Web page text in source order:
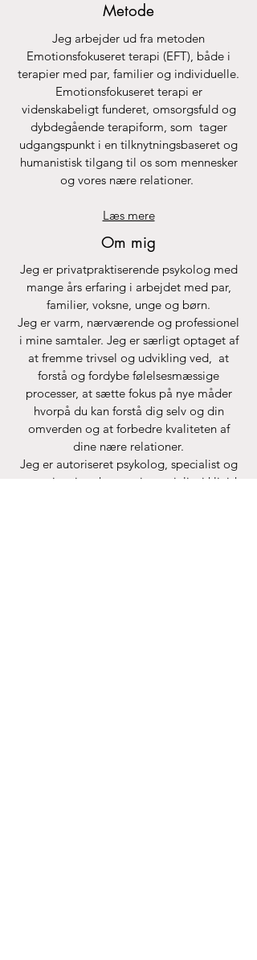
Metode
Jeg arbejder ud fra metoden
Emotionsfokuseret terapi (EFT), både i
terapier med par, familier og individuelle.
Emotionsfokuseret terapi er
videnskabeligt funderet, omsorgsfuld og
dybdegående terapiform, som tager
udgangspunkt i en tilknytningsbaseret og
humanistisk tilgang til os som mennesker
og vores nære relationer.
Læs mere
Om mig
Jeg er privatpraktiserende psykolog med
mange års erfaring i arbejdet med par,
familier, voksne, unge og børn.
Jeg er varm, nærværende og professionel
i mine samtaler. Jeg er særligt optaget af
at fremme trivsel og udvikling ved, at
forstå og fordybe følelsesmæssige
processer, at sætte fokus på nye måder
hvorpå du kan forstå dig selv og din
omverden og at forbedre kvaliteten af
dine nære relationer.
Jeg er autoriseret psykolog, specialist og
supervisor i psykoterapi, specialist i klinisk